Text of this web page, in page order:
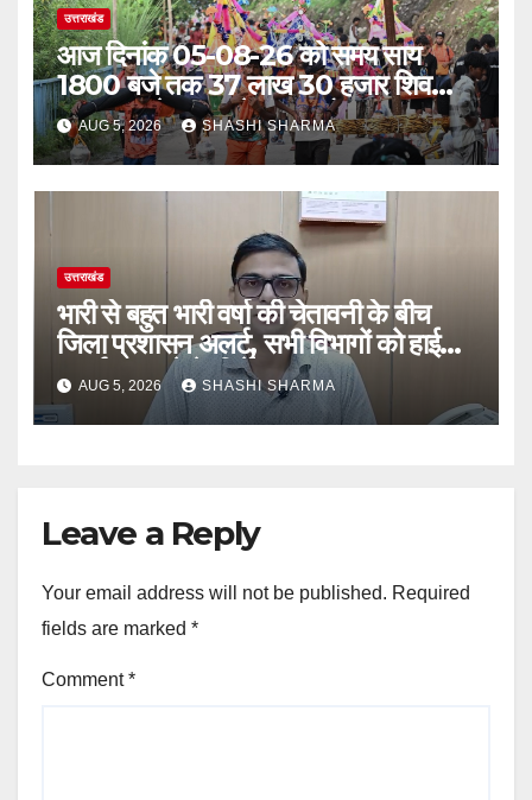
उत्तराखंड
आज दिनांक 05-08-26 को समय साय
1800 बजे तक 37 लाख 30 हजार शिव
भक्त जल लेकर अपने गंतव्य को प्रस्थान कर
चुके
AUG 5, 2026 SHASHI SHARMA
उत्तराखंड
भारी से बहुत भारी वर्षा की चेतावनी के बीच
जिला प्रशासन अलर्ट, सभी विभागों को हाई
अलर्ट पर रहने के निर्देश
AUG 5, 2026 SHASHI SHARMA
Leave a Reply
Your email address will not be published. Required
fields are marked *
Comment*